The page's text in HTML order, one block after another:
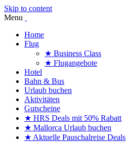
Skip to content
Menu
Home
Flug
★ Business Class
★ Flugangebote
Hotel
Bahn & Bus
Urlaub buchen
Aktivitäten
Gutscheine
★ HRS Deals mit 50% Rabatt
★ Mallorca Urlaub buchen
★ Aktuelle Pauschalreise Deals